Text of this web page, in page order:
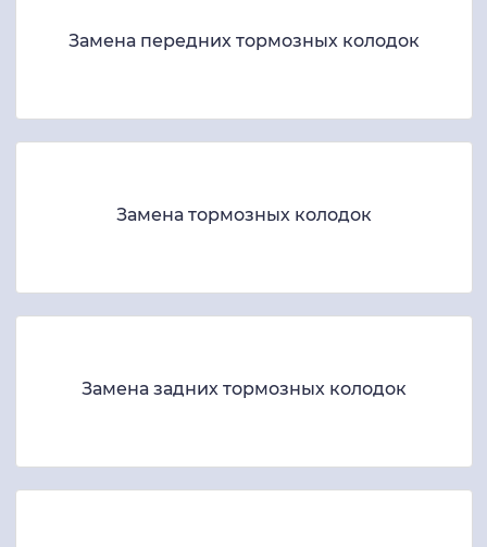
Замена передних тормозных колодок
Замена тормозных колодок
Замена задних тормозных колодок